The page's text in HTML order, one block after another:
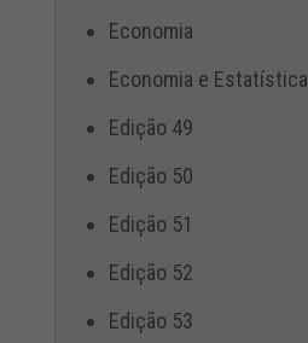
Economia
Economia e Estatística
Edição 49
Edição 50
Edição 51
Edição 52
Edição 53